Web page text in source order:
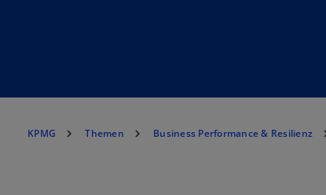
KPMG Themen Business Performance & Resilienz